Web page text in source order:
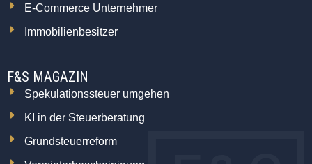
E-Commerce Unternehmer
Immobilienbesitzer
F&S MAGAZIN
Spekulationssteuer umgehen
KI in der Steuerberatung
Grundsteuerreform